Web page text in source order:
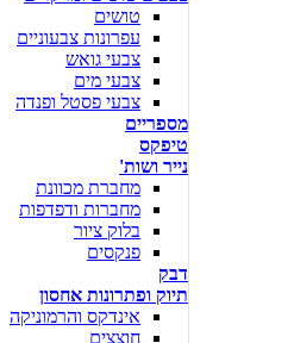
טושים
עפרונות צבעוניים
צבעי גואש
צבעי מים
צבעי פסטל ופנדה
מספריים
טיפקס
נייר ושות'
מחברת מכוונת
מחברות ודפדפות
בלוק ציור
פנקסים
דבק
תיוק ופתרונות אחסון
אינדקס והרמוניקה
חוצצים